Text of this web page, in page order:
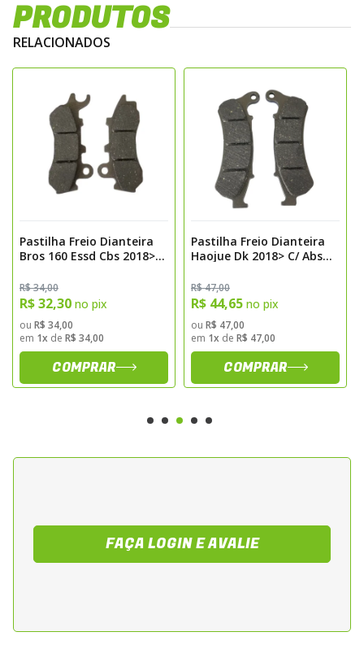
modelos de motos, as pastilhas Fischer
garantem a confiança e o desempenho que
todo motociclista procura.
Tipos de Materiais
Orgânicas
– macias, silenciosas e ideais
para uso urbano;
Semimetálicas– mistura de metais e
compostos orgânicos, com boa frenagem e
durabilidade;
performance e resistência, ideais para
motos esportivas e off-road;
Carbono/Kevlar
– leves e potentes,
voltadas para motos de alta performance e
competição.
PRODUTOS
RELACIONADOS
Pastilha Freio Dianteira
Bros 160 Essd Cbs 2018>
2019> Cbs Kevlar Fischer
Fj2870k
R$ 34,00
R$ 32,30 no pix
ou R$ 34,00
em 1x de R$ 34,00
COMPRAR
Pastilha Freio Dianteira
Haojue Dk 2018> C/ Abs
R$ 47,00
R$ 44,65 no pix
ou R$ 47,00
em 1x de R$ 47,00
COMPRAR
FAÇA LOGIN E AVALIE